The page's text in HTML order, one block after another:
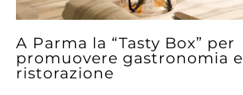
A Parma la “Tasty Box” per
promuovere gastronomia e
ristorazione